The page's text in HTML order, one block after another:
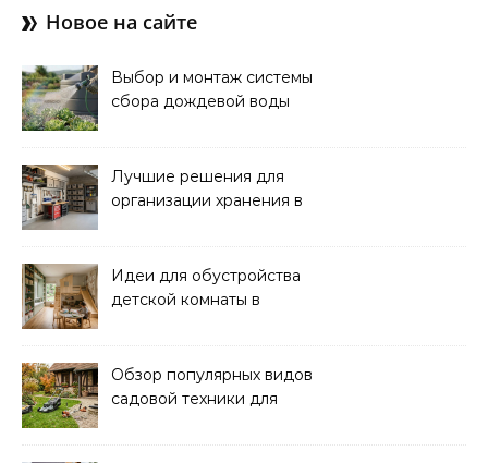
Новое на сайте
Выбор и монтаж системы
сбора дождевой воды
Лучшие решения для
организации хранения в
Идеи для обустройства
детской комнаты в
Обзор популярных видов
садовой техники для